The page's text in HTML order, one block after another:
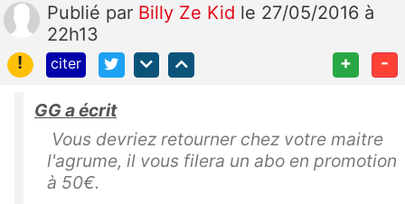
Publié par Billy Ze Kid le 27/05/2016 à
22h13
!
citer + -
GG a écrit
Vous devriez retourner chez votre maitre
l'agrume, il vous filera un abo en promotion
à 50€.